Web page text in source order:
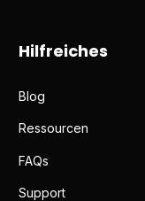
Hilfreiches
Blog
Ressourcen
FAQs
Support